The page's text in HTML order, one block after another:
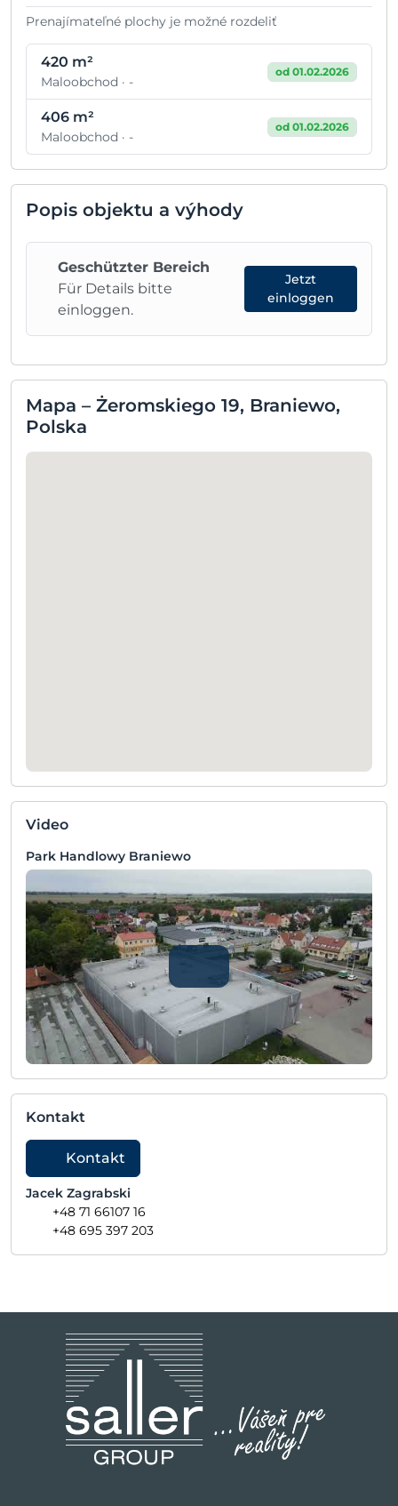
Prenajímateľné plochy je možné rozdeliť
420 m²
Maloobchod · -
od 01.02.2026
406 m²
Maloobchod · -
od 01.02.2026
Popis objektu a výhody
Geschützter Bereich
Für Details bitte
einloggen.
Jetzt
einloggen
Mapa – Żeromskiego 19, Braniewo,
Polska
Video
Park Handlowy Braniewo
Kontakt
Kontakt
Jacek Zagrabski
+48 71 66107 16
+48 695 397 203